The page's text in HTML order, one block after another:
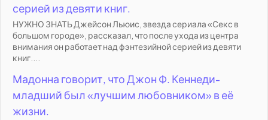
серией из девяти книг.
НУЖНО ЗНАТЬ Джейсон Льюис, звезда сериала «Секс в
большом городе», рассказал, что после ухода из центра
внимания он работает над фэнтезийной серией из девяти
книг....
Мадонна говорит, что Джон Ф. Кеннеди-
младший был «лучшим любовником» в её
жизни.